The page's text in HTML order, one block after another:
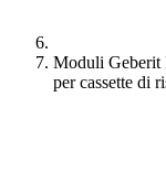
Moduli Geberit
per cassette di